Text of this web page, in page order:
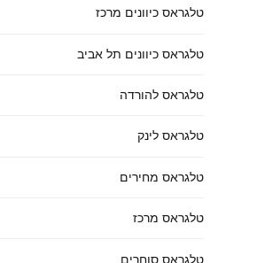
טלגראס כיוונים מרכז
טלגראס כיוונים תל אביב
טלגראס להורדה
טלגראס לינק
טלגראס מחירים
טלגראס מרכז
טלגראס סוחרים